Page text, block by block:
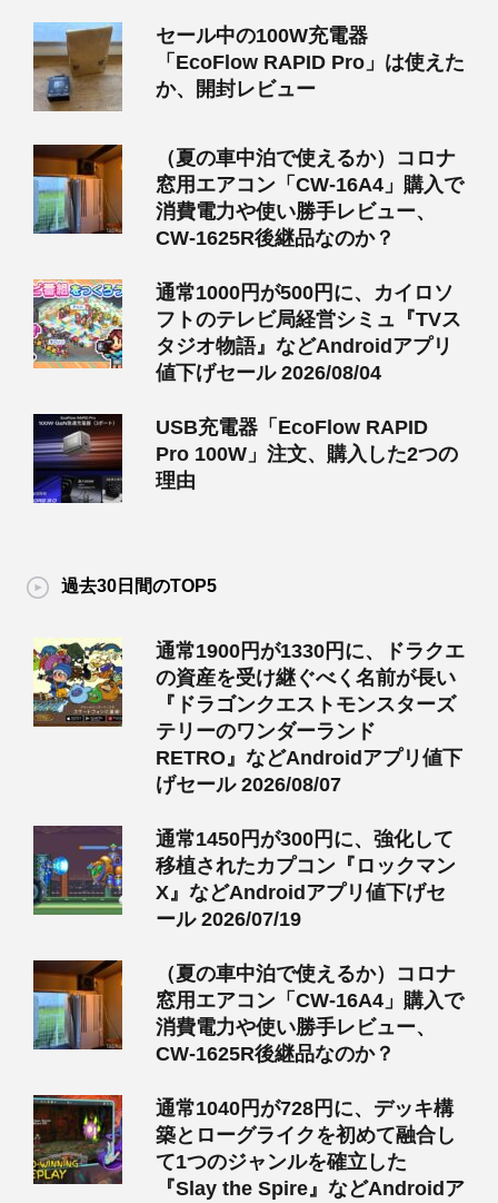
セール中の100W充電器
「EcoFlow RAPID Pro」は使えた
か、開封レビュー
（夏の車中泊で使えるか）コロナ
窓用エアコン「CW-16A4」購入で
消費電力や使い勝手レビュー、
CW-1625R後継品なのか？
通常1000円が500円に、カイロソ
フトのテレビ局経営シミュ『TVス
タジオ物語』などAndroidアプリ
値下げセール 2026/08/04
USB充電器「EcoFlow RAPID
Pro 100W」注文、購入した2つの
理由
過去30日間のTOP5
通常1900円が1330円に、ドラクエ
の資産を受け継ぐべく名前が長い
『ドラゴンクエストモンスターズ
テリーのワンダーランド
RETRO』などAndroidアプリ値下
げセール 2026/08/07
通常1450円が300円に、強化して
移植されたカプコン『ロックマン
X』などAndroidアプリ値下げセ
ール 2026/07/19
（夏の車中泊で使えるか）コロナ
窓用エアコン「CW-16A4」購入で
消費電力や使い勝手レビュー、
CW-1625R後継品なのか？
通常1040円が728円に、デッキ構
築とローグライクを初めて融合し
て1つのジャンルを確立した
『Slay the Spire』などAndroidア